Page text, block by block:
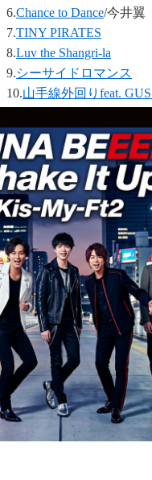
6.Chance to Dance/今井翼
7.TINY PIRATES
8.Luv the Shangri-la
9.シーサイドロマンス
10.山手線外回りfeat.